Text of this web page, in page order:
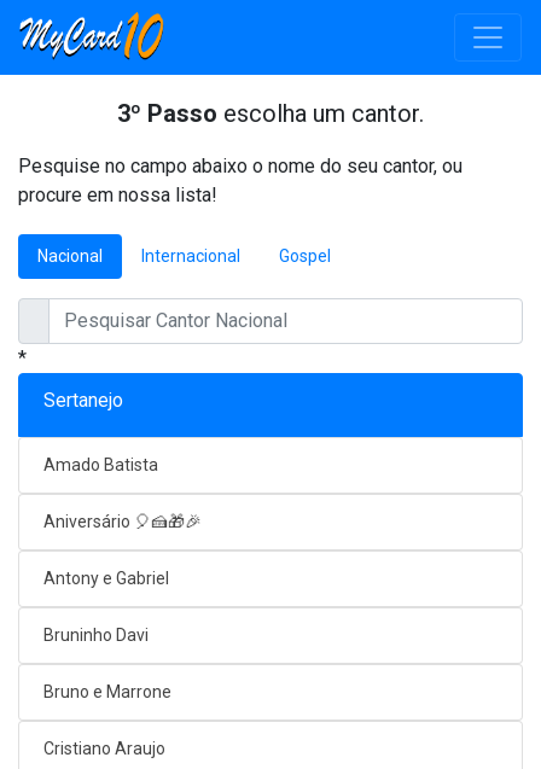
3º Passo escolha um cantor.
Pesquise no campo abaixo o nome do seu cantor, ou
procure em nossa lista!
Nacional Internacional Gospel
*
Sertanejo
Amado Batista
Aniversário 🎈🍰🎁🎉
Antony e Gabriel
Bruninho Davi
Bruno e Marrone
Cristiano Araujo